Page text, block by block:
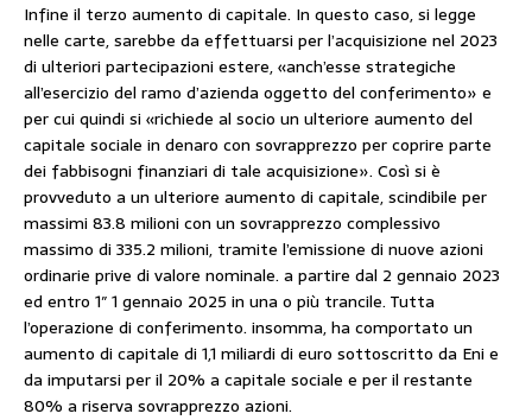
Infine il terzo aumento di capitale. In questo caso, si legge
nelle carte, sarebbe da effettuarsi per l’acquisizione nel 2023
di ulteriori partecipazioni estere, «anch’esse strategiche
all’esercizio del ramo d’azienda oggetto del conferimento» e
per cui quindi si «richiede al socio un ulteriore aumento del
capitale sociale in denaro con sovrapprezzo per coprire parte
dei fabbisogni finanziari di tale acquisizione». Così si è
provveduto a un ulteriore aumento di capitale, scindibile per
massimi 83.8 milioni con un sovrapprezzo complessivo
massimo di 335.2 milioni, tramite l’emissione di nuove azioni
ordinarie prive di valore nominale. a partire dal 2 gennaio 2023
ed entro 1″ 1 gennaio 2025 in una o più trancile. Tutta
l’operazione di conferimento. insomma, ha comportato un
aumento di capitale di 1,1 miliardi di euro sottoscritto da Eni e
da imputarsi per il 20% a capitale sociale e per il restante
80% a riserva sovrapprezzo azioni.